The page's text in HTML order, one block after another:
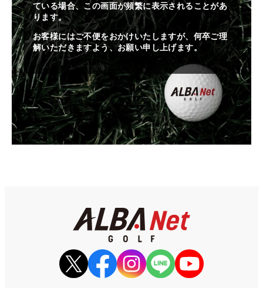
ている場合、この画面が頻繁に表示されることがあ
ります。
お客様にはご不便をおかけいたしますが、何卒ご理
解いただきますよう、お願い申し上げます。